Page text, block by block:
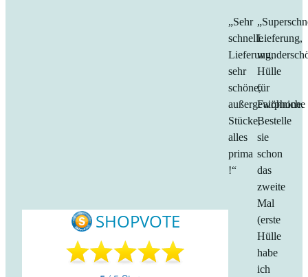
„Sehr
schnelle
Lieferung,
sehr
schöne,
außergewöhniche
Stücke,
alles
prima
!“
Lieferung,
Hülle
für
Fairphone.
Bestelle
sie
schon
das
zweite
Mal
(erste
Hülle
habe
ich